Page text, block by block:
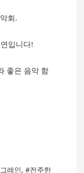
회.
입니다!
좋은 음악 함
레인, #전주한